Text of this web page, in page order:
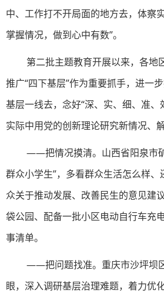
中、工作打不开局面的地方去，体察
掌握情况，做到心中有数”。
第二批主题教育开展以来，各地
推广“四下基层”作为重要抓手，进一
基层一线去，念好“深、实、细、准、
实际中用党的创新理论研究新情况、
——把情况摸清。山西省阳泉市
群众小学生”，多看群众生活怎么样
众关于推动发展、改善民生的意见建
袋公园、配备一批小区电动自行车充
事清单。
——把问题找准。重庆市沙坪坝
眼，深入调研基层治理难题，着力优